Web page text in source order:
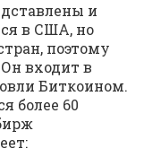
и
в США, но
поэтому
входит в
Биткоином.
более 60